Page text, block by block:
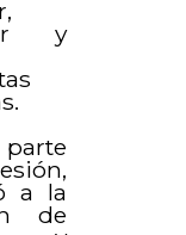
y
a la
de